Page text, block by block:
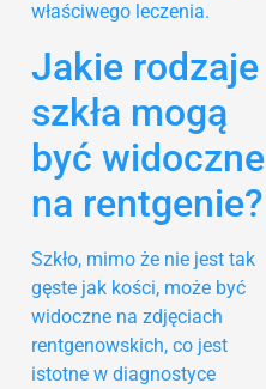
właściwego leczenia.
Jakie rodzaje
szkła mogą
być widoczne
na rentgenie?
Szkło, mimo że nie jest tak
gęste jak kości, może być
widoczne na zdjęciach
rentgenowskich, co jest
istotne w diagnostyce